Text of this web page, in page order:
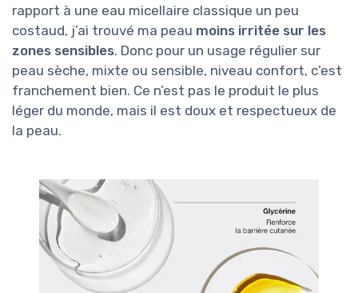
rapport à une eau micellaire classique un peu
costaud, j’ai trouvé ma peau moins irritée sur les
zones sensibles. Donc pour un usage régulier sur
peau sèche, mixte ou sensible, niveau confort, c’est
franchement bien. Ce n’est pas le produit le plus
léger du monde, mais il est doux et respectueux de
la peau.